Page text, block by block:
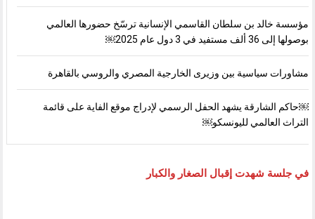
مؤسسة خالد بن سلطان القاسمي الإنسانية ترسّخ حضورها العالمي
بوصولها إلى 36 ألف مستفيد في 3 دول عام 2025￼
مشاورات سياسية بين وزيرى الخارجية المصري والروسي بالقاهرة
￼حاكم الشارقة يشهد الحفل الرسمي لإدراج موقع الفاية على قائمة
التراث العالمي لليونسكو￼
في جلسة شهدت إقبال الصغار والكبار